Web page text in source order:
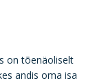
on tõenäoliselt
andis oma isa